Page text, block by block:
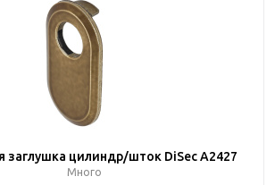
заглушка цилиндр/шток DiSec A2427
Много